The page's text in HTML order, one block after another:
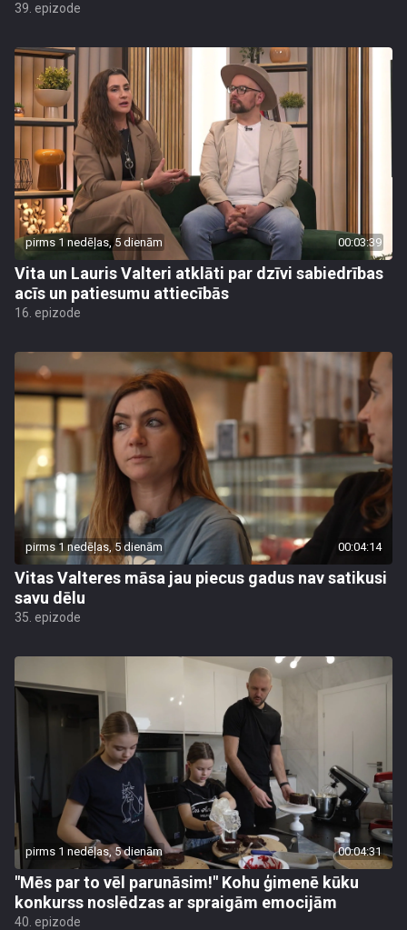
39. epizode
pirms 1 nedēļas, 5 dienām 00:03:39
Vita un Lauris Valteri atklāti par dzīvi sabiedrības
acīs un patiesumu attiecībās
16. epizode
pirms 1 nedēļas, 5 dienām 00:04:14
Vitas Valteres māsa jau piecus gadus nav satikusi
savu dēlu
35. epizode
pirms 1 nedēļas, 5 dienām 00:04:31
"Mēs par to vēl parunāsim!" Kohu ģimenē kūku
konkurss noslēdzas ar spraigām emocijām
40. epizode